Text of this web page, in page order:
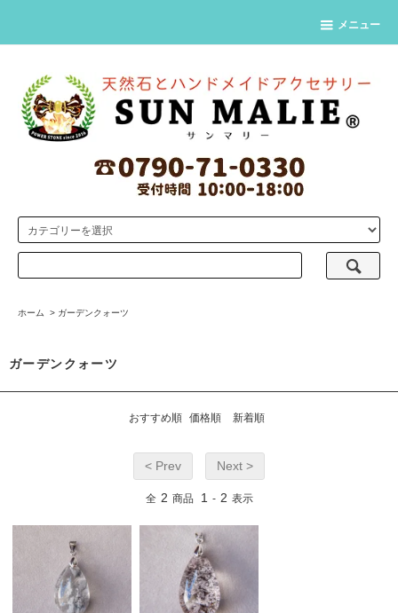
メニュー
ホーム > ガーデンクォーツ
ガーデンクォーツ
おすすめ順 価格順 新着順
< Prev Next >
全 2 商品 1 - 2 表示